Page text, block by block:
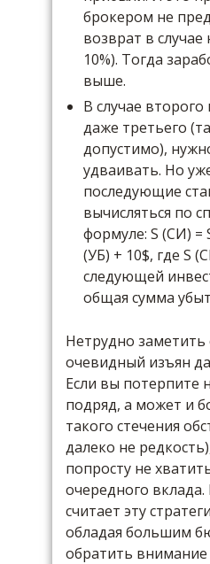
брокером не
возврат в
10%). Тогда
выше.
В случае
даже третьего
допустимо),
удваивать. Но
последующие
вычисляться по
формуле: S (СИ) =
(УБ) + 10$, где S
следующей
общая сумма
Нетрудно
очевидный изъян
Если вы потерпите
подряд, а может и
такого стечения
далеко не
попросту не
очередного
считает эту
обладая большим
обратить внимание